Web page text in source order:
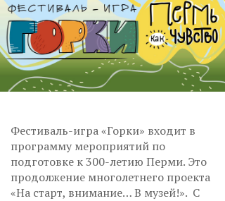
Фестиваль-игра «Горки» входит в
программу мероприятий по
подготовке к 300-летию Перми. Это
продолжение многолетнего проекта
«На старт, внимание… В музей!». С